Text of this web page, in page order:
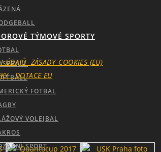
TÝMOVÉ SPORTY
FOTBAL
VOLEJBAL
SPORT
ÚDAJŮ ZÁSADY_COOKIES (EU)
DOTACE EU